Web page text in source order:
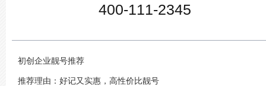
400-111-2345
初创企业靓号推荐
推荐理由：好记又实惠，高性价比靓号